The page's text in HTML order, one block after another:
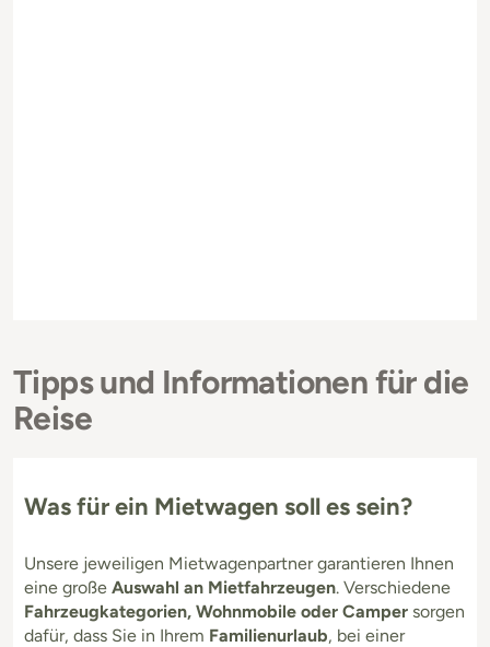
Tipps und Informationen für die
Reise
Was für ein Mietwagen soll es sein?
Unsere jeweiligen Mietwagenpartner garantieren Ihnen
eine große Auswahl an Mietfahrzeugen. Verschiedene
Fahrzeugkategorien, Wohnmobile oder Camper sorgen
dafür, dass Sie in Ihrem Familienurlaub, bei einer